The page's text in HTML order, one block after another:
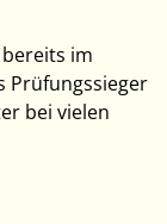
im
Prüfungssieger
bei vielen